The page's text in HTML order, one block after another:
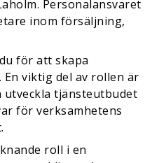
Personalansvaret
inom försäljning,
för att skapa
viktig del av rollen är
tjänsteutbudet
för verksamhetens
roll i en